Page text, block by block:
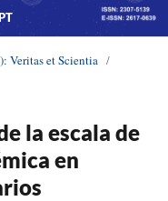
Veritas et Scientia /
la escala de
en